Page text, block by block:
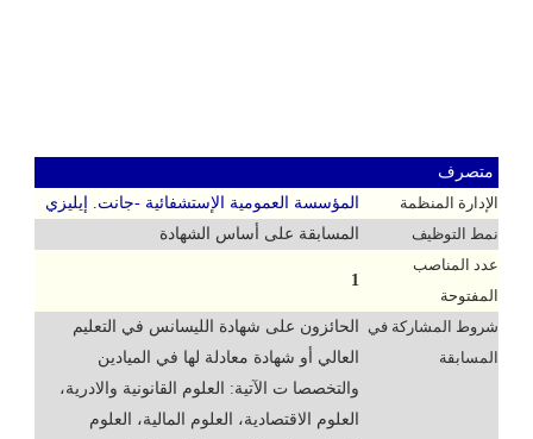
متصرف
الإدارة المنظمة
المؤسسة العمومية الإستشفائية -جانت. إيليزي
نمط التوظيف
المسابقة على أساس الشهادة
عدد المناصب
المفتوحة
1
شروط المشاركة في
المسابقة
الحائزون على شهادة الليسانس في التعليم
العالي أو شهادة معادلة لها في الميادين
والتخصصا ت الآتية: العلوم القانونية والادرية،
العلوم الاقتصادية، العلوم المالية، العلوم